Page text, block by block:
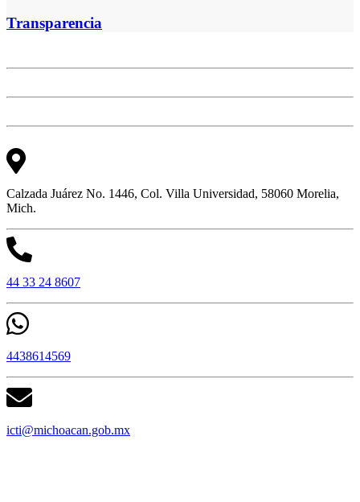
Transparencia
Calzada Juárez No. 1446, Col. Villa Universidad, 58060 Morelia,
Mich.
44 33 24 8607
4438614569
icti@michoacan.gob.mx